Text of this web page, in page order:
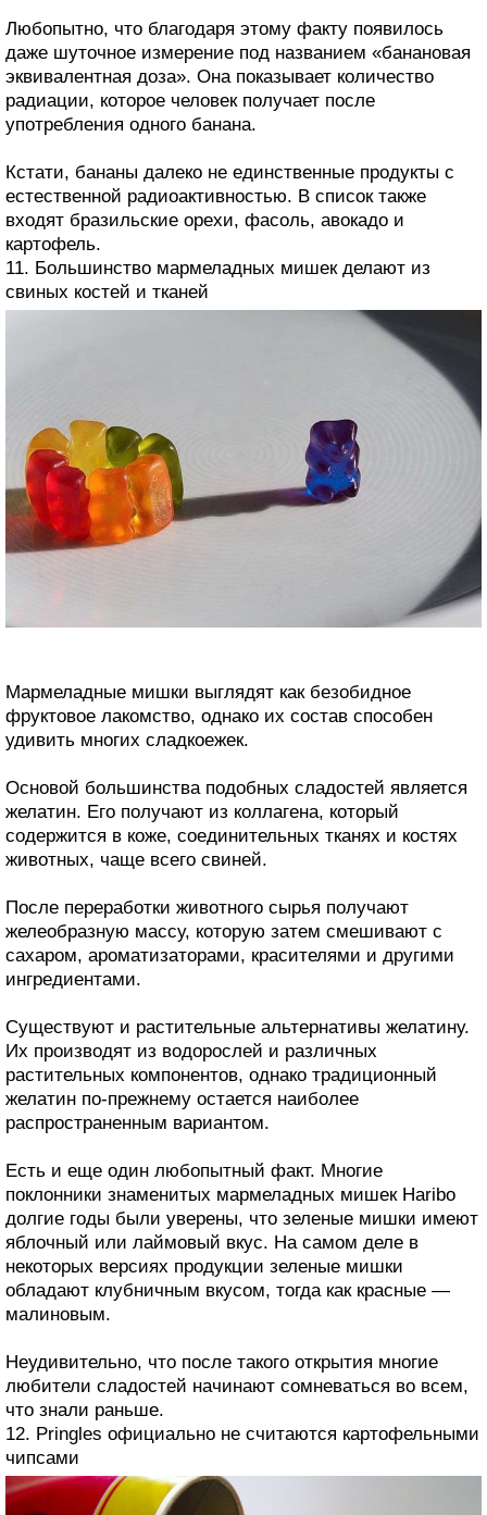
Любопытно, что благодаря этому факту появилось
даже шуточное измерение под названием «банановая
эквивалентная доза». Она показывает количество
радиации, которое человек получает после
употребления одного банана.
Кстати, бананы далеко не единственные продукты с
естественной радиоактивностью. В список также
входят бразильские орехи, фасоль, авокадо и
картофель.
11. Большинство мармеладных мишек делают из
свиных костей и тканей
Мармеладные мишки выглядят как безобидное
фруктовое лакомство, однако их состав способен
удивить многих сладкоежек.
Основой большинства подобных сладостей является
желатин. Его получают из коллагена, который
содержится в коже, соединительных тканях и костях
животных, чаще всего свиней.
После переработки животного сырья получают
желеобразную массу, которую затем смешивают с
сахаром, ароматизаторами, красителями и другими
ингредиентами.
Существуют и растительные альтернативы желатину.
Их производят из водорослей и различных
растительных компонентов, однако традиционный
желатин по-прежнему остается наиболее
распространенным вариантом.
Есть и еще один любопытный факт. Многие
поклонники знаменитых мармеладных мишек Haribo
долгие годы были уверены, что зеленые мишки имеют
яблочный или лаймовый вкус. На самом деле в
некоторых версиях продукции зеленые мишки
обладают клубничным вкусом, тогда как красные —
малиновым.
Неудивительно, что после такого открытия многие
любители сладостей начинают сомневаться во всем,
что знали раньше.
12. Pringles официально не считаются картофельными
чипсами